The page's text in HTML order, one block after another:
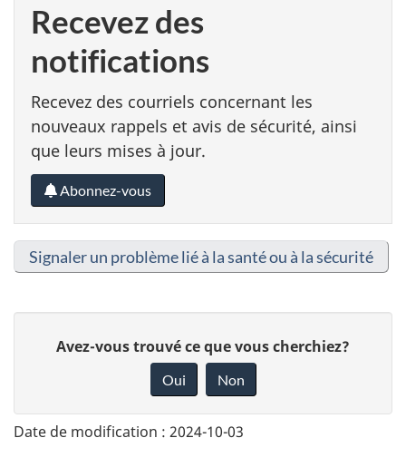
Recevez des
notifications
Recevez des courriels concernant les
nouveaux rappels et avis de sécurité, ainsi
que leurs mises à jour.
Abonnez-vous
Signaler un problème lié à la santé ou à la sécurité
n
Avez-vous trouvé ce que vous cherchiez?
Oui Non
Date de modification : 2024-10-03